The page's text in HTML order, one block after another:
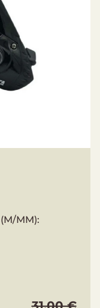
MM):
31.00 €